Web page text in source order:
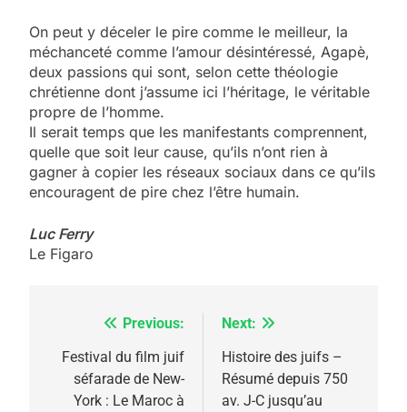
On peut y déceler le pire comme le meilleur, la
méchanceté comme l’amour désintéressé, Agapè,
deux passions qui sont, selon cette théologie
chrétienne dont j’assume ici l’héritage, le véritable
propre de l’homme.
Il serait temps que les manifestants comprennent,
quelle que soit leur cause, qu’ils n’ont rien à
gagner à copier les réseaux sociaux dans ce qu’ils
encouragent de pire chez l’être humain.
Luc Ferry
Le Figaro
Navigation
de
l’article
Previous:
Festival du film juif
séfarade de New-
York : Le Maroc à
Next:
Histoire des juifs –
Résumé depuis 750
av. J-C jusqu’au